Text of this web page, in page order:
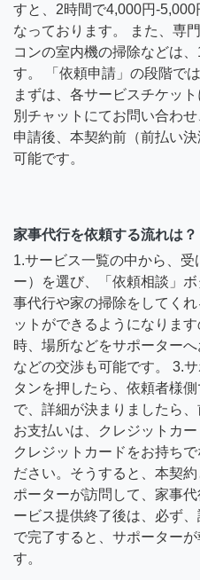
すと、2時間で4,000円-
なっております。 また、専
コンの室内機の掃除などは
す。 「依頼申請」の段階で
まずは、各サービスチケッ
別チャットにてお問い合わ
申請後、本契約前（前払い
可能です。
家事代行を依頼する流れは？
1.サービス一覧の中から、
ー）を選び、「依頼相談」
事代行や家の掃除をしてく
ットができるようになりま
時、場所などをサポーター
などの交渉も可能です。 3.
タンを押したら、依頼者様
で、詳細が決まりましたら
お支払いは、クレジットカ
クレジットカードをお持ち
ださい。そうすると、本契
ポーターが訪問して、家事
ービス提供終了後は、必ず
で完了すると、サポーター
す。